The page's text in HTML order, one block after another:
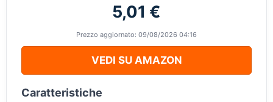
5,01 €
Prezzo aggiornato: 09/08/2026 04:16
VEDI SU AMAZON
Caratteristiche